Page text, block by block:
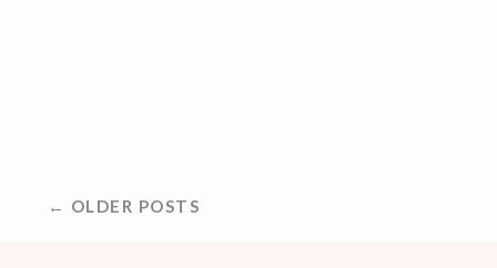
BERICHTNAVIGATIE
← OLDER POSTS